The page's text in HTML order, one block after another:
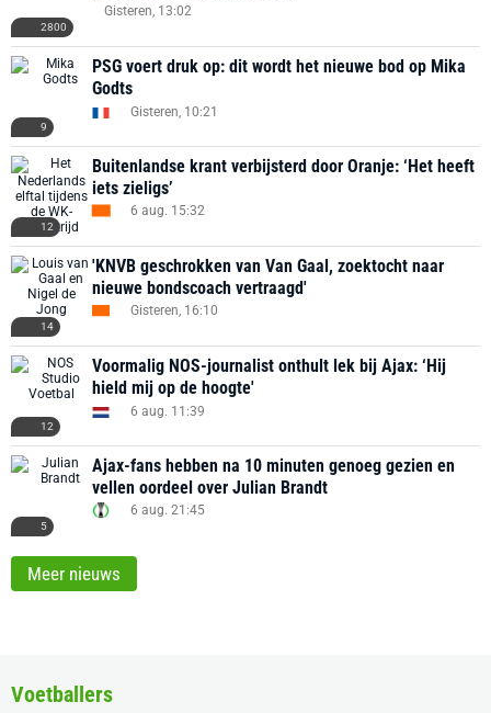
2800
Gisteren, 13:02
9
PSG voert druk op: dit wordt het nieuwe bod op Mika
Godts
Gisteren, 10:21
12
Buitenlandse krant verbijsterd door Oranje: ‘Het heeft
iets zieligs’
6 aug. 15:32
14
'KNVB geschrokken van Van Gaal, zoektocht naar
nieuwe bondscoach vertraagd'
Gisteren, 16:10
12
Voormalig NOS-journalist onthult lek bij Ajax: ‘Hij
hield mij op de hoogte'
6 aug. 11:39
5
Ajax-fans hebben na 10 minuten genoeg gezien en
vellen oordeel over Julian Brandt
6 aug. 21:45
Meer nieuws
Voetballers